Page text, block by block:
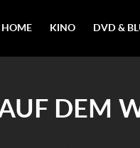
HOME KINO DVD &
DEM